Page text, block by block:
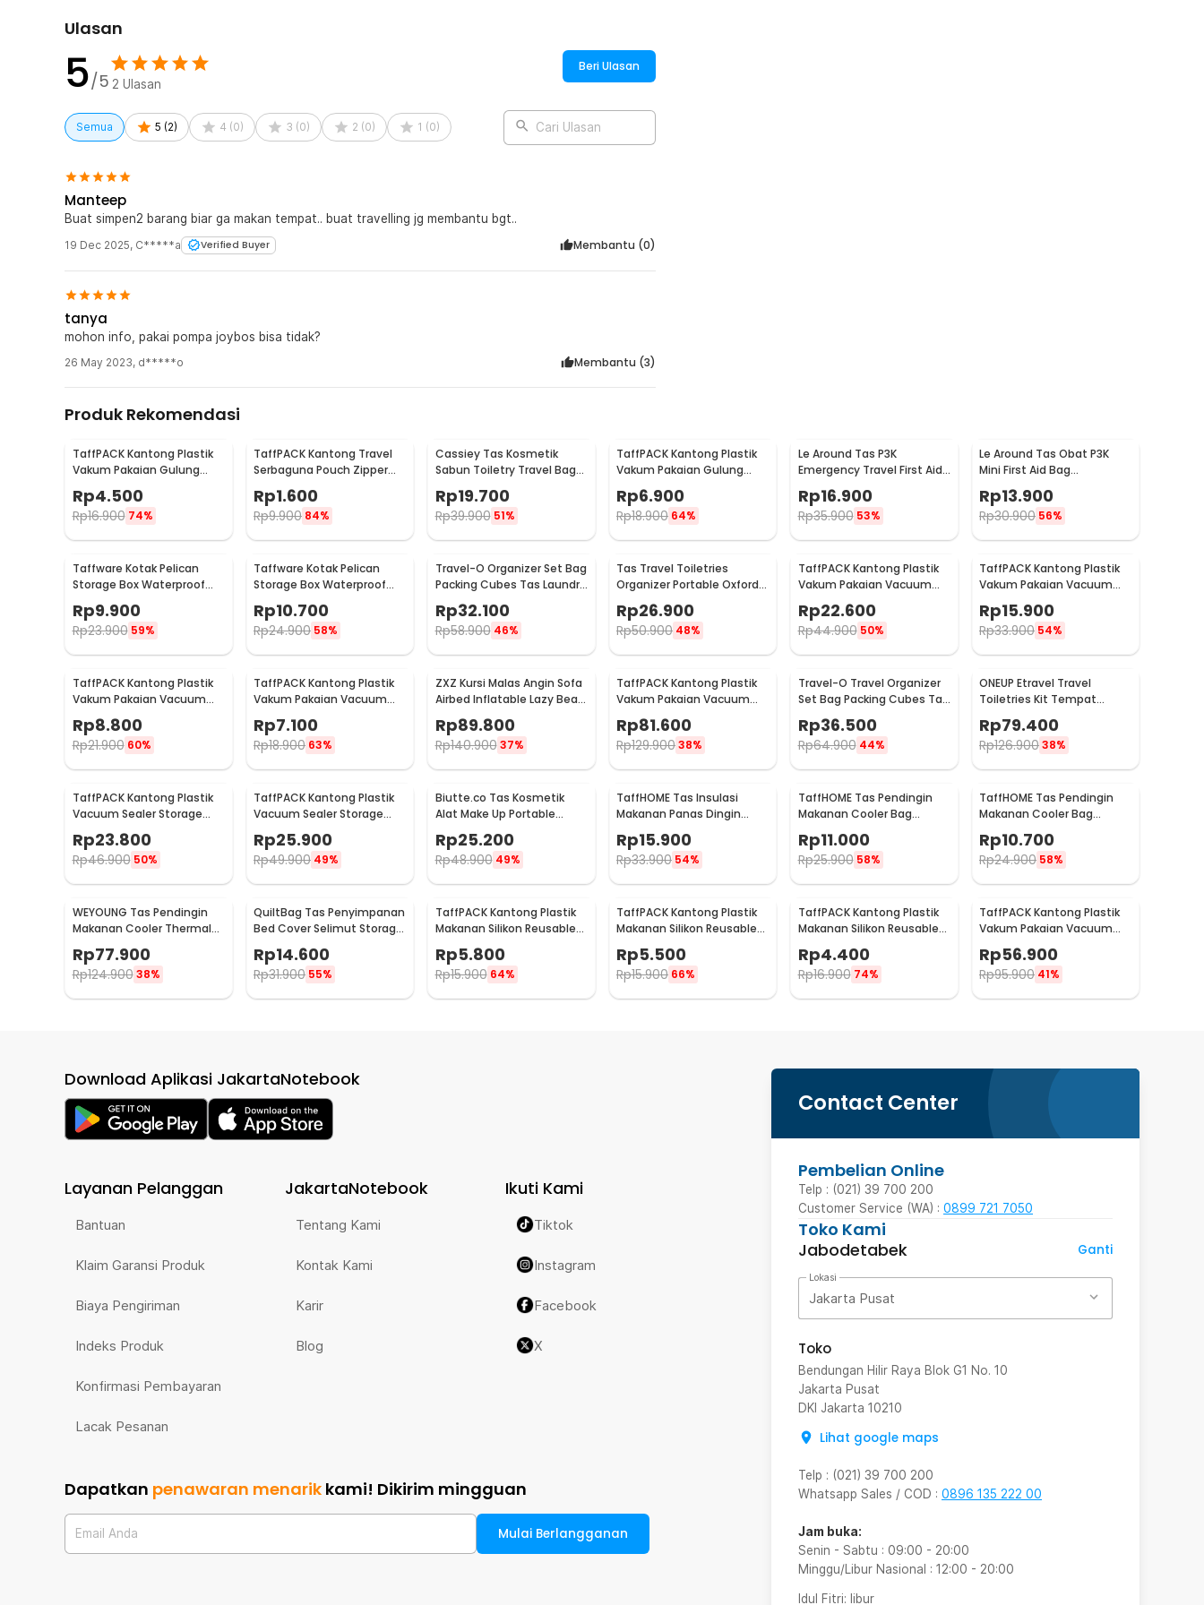
Kelengkapan Produk
Rincian yang Anda dapatkan untuk pembelian produk ini:
Ulasan
5/5 2 Ulasan
Beri Ulasan
Semua 5 (2) 4 (0) 3 (0) 2 (0) 1 (0) Cari Ulasan
Manteep
Buat simpen2 barang biar ga makan tempat.. buat travelling jg membantu bgt..
19 Dec 2025, C*****a Verified Buyer Membantu (0)
tanya
mohon info, pakai pompa joybos bisa tidak?
26 May 2023, d*****o Membantu (3)
Produk Rekomendasi
TaffPACK Kantong Plastik
Vakum Pakaian Gulung
TR028
Rp4.500
Rp16.900 74%
TaffPACK Kantong Travel
Serbaguna Pouch Zipper
Organizer 1 PCS - CC-003
Rp1.600
Rp9.900 84%
Cassiey Tas Kosmetik
Sabun Toiletry Travel Bag
Rp19.700
Rp39.900 51%
TaffPACK Kantong Plastik
Vakum Pakaian Gulung
Manual 1 PCS 39.5x60cm -
VB-70
Rp6.900
Rp18.900 64%
Le Around Tas P3K
Emergency Travel First Aid
Bag Nilon 23.7x13x7.5cm -
LG129
Rp16.900
Rp35.900 53%
Le Around Tas Obat P3K
Mini First Aid Bag
Kompartemen Travel -
A3079
Rp13.900
Rp30.900 56%
Taffware Kotak Pelican
Storage Box Waterproof
- G10/J020
Rp9.900
Rp23.900 59%
Taffware Kotak Pelican
Storage Box Waterproof
- G10/J020
Rp10.700
Rp24.900 58%
Travel-O Organizer Set Bag
Packing Cubes Tas Laundry
Multi Size 6 PCS - BIB-610
Rp32.100
Rp58.900 46%
Tas Travel Toiletries
Organizer Portable Oxford
Waterproof - F119
Rp26.900
Rp50.900 48%
TaffPACK Kantong Plastik
Vakum Pakaian Vacuum
Compression Bag 1 PCS L -
SN024
Rp22.600
Rp44.900 50%
TaffPACK Kantong Plastik
Vakum Pakaian Vacuum
80x110cm - YK-1000
Rp15.900
Rp33.900 54%
TaffPACK Kantong Plastik
Vakum Pakaian Vacuum
Compression Bag 1 PCS
60x80cm - YK-1000
Rp8.800
Rp21.900 60%
TaffPACK Kantong Plastik
Vakum Pakaian Vacuum
50x70cm - YK-1000
Rp7.100
Rp18.900 63%
ZXZ Kursi Malas Angin Sofa
Airbed Inflatable Lazy Bean
Bag 230x70cm - LZ081
Rp89.800
Rp140.900 37%
TaffPACK Kantong Plastik
Vakum Pakaian Vacuum
Bag 10 PCS Hand Pump -
SN09109
Rp81.600
Rp129.90038%
Travel-O Travel Organizer
Set Bag Packing Cubes Tas
Laundry 6 PCS - BIB-650
Rp36.500
Rp64.900 44%
ONEUP Etravel Travel
Toiletries Kit Tempat
YW46
Rp79.400
Rp126.90038%
TaffPACK Kantong Plastik
Vacuum Sealer Storage
Bag 5 PCS 35x50cm -
ZKD002
Rp23.800
Rp46.900 50%
TaffPACK Kantong Plastik
Vacuum Sealer Storage
ZKD002
Rp25.900
Rp49.900 49%
Biutte.co Tas Kosmetik
Alat Make Up Portable
Rp25.200
Rp48.900 49%
TaffHOME Tas Insulasi
Makanan Panas Dingin
- H07
Rp15.900
Rp33.900 54%
TaffHOME Tas Pendingin
Makanan Cooler Bag
28x14x17cm - H24
Rp11.000
Rp25.900 58%
TaffHOME Tas Pendingin
Makanan Cooler Bag
21x14x17cm - H24
Rp10.700
Rp24.900 58%
WEYOUNG Tas Pendingin
Makanan Cooler Thermal
Rp77.900
Rp124.900 38%
QuiltBag Tas Penyimpanan
Bed Cover Selimut Storage
Bag Organizer 1 PCS - MT6
Rp14.600
Rp31.900 55%
TaffPACK Kantong Plastik
Makanan Silikon Reusable
Food Bag Ziplock Size L -
PK-15
Rp5.800
Rp15.900 64%
TaffPACK Kantong Plastik
Makanan Silikon Reusable
PK-15
Rp5.500
Rp15.900 66%
TaffPACK Kantong Plastik
Makanan Silikon Reusable
PK-15
Rp4.400
Rp16.900 74%
TaffPACK Kantong Plastik
Vakum Pakaian Vacuum
Bag 8 PCS with Hand Pump
- SN1000
Rp56.900
Rp95.900 41%
Contact Center
Pembelian Online
Telp : (021) 39 700 200
Customer Service (WA) : 0899 721 7050
Toko Kami
Jabodetabek
Ganti
Lokasi
Jakarta Pusat
Toko
Bendungan Hilir Raya Blok G1 No. 10
Jakarta Pusat
DKI Jakarta 10210
Lihat google maps
Telp : (021) 39 700 200
Whatsapp Sales / COD : 0896 135 222 00
Jam buka:
Senin - Sabtu : 09:00 - 20:00
Minggu/Libur Nasional : 12:00 - 20:00
Idul Fitri: libur
Download Aplikasi JakartaNotebook
Layanan Pelanggan
Bantuan
Klaim Garansi Produk
Biaya Pengiriman
Indeks Produk
Konfirmasi Pembayaran
Lacak Pesanan
JakartaNotebook
Tentang Kami
Kontak Kami
Karir
Blog
Ikuti Kami
Tiktok
Instagram
Facebook
X
Dapatkan penawaran menarik kami! Dikirim mingguan
Email Anda Mulai Berlangganan